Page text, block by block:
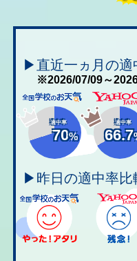
▶直近一ヵ月の適
※2026/07/09～
適中率
70%
適中率
66.7
▶昨日の適中率比